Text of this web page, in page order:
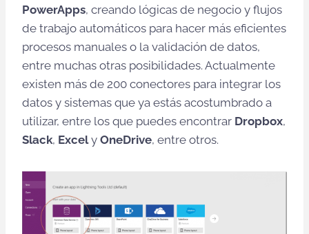
PowerApps, creando lógicas de negocio y flujos
de trabajo automáticos para hacer más eficientes
procesos manuales o la validación de datos,
entre muchas otras posibilidades. Actualmente
existen más de 200 conectores para integrar los
datos y sistemas que ya estás acostumbrado a
utilizar, entre los que puedes encontrar Dropbox,
Slack, Excely OneDrive, entre otros.